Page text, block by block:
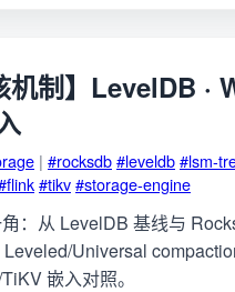
机制】LevelDB
| #rocksdb#leveldb#lsm-
#tikv#storage-engine
：从 LevelDB 基线与
Universal
嵌入对照。